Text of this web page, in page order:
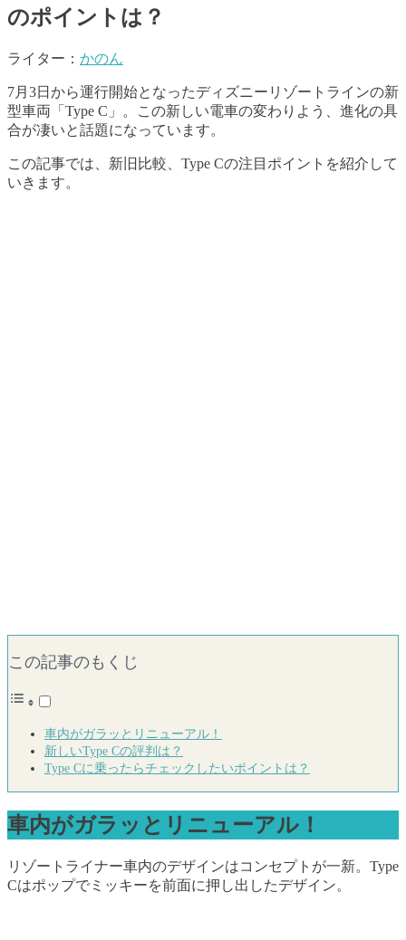
のポイントは？
ライター： かのん
7月3日から運行開始となったディズニーリゾートラインの新
型車両「Type C」。この新しい電車の変わりよう、進化の具
合が凄いと話題になっています。
この記事では、新旧比較、Type Cの注目ポイントを紹介して
いきます。
この記事のもくじ
車内がガラッとリニューアル！
新しいType Cの評判は？
Type Cに乗ったらチェックしたいポイントは？
車内がガラッとリニューアル！
リゾートライナー車内のデザインはコンセプトが一新。Type
Cはポップでミッキーを前面に押し出したデザイン。